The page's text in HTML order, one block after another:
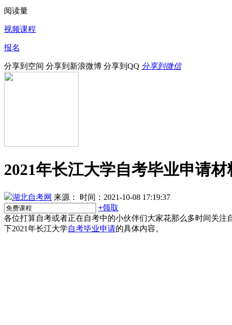
阅读量
视频课程
报名
分享到空间 分享到新浪微博 分享到QQ 分享到微信
2021年长江大学自考毕业申请
湖北自考网 来源：
时间：2021-10-08 17:19:37
+领取
各位打算自考或者正在自考中的小伙伴们大家花那么多时间关
下2021年长江大学自考毕业申请的具体内容。